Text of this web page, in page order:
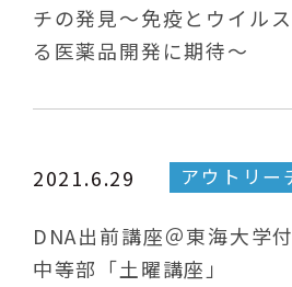
チの発見～免疫とウイル
る医薬品開発に期待～
2021.6.29 アウトリー
DNA出前講座＠東海大学
中等部「土曜講座」